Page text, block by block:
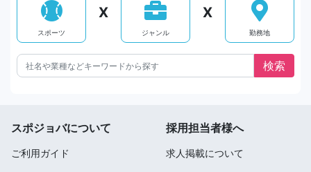
スポーツ
X
ジャンル
X
勤務地
スポジョバについて
ご利用ガイド
採用担当者様へ
求人掲載について